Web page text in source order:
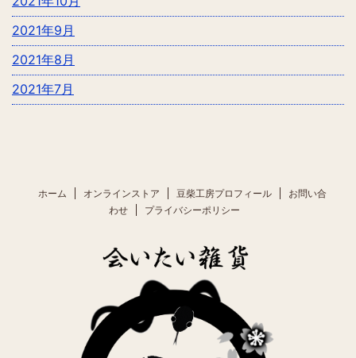
2021年9月
2021年8月
2021年7月
ホーム オンラインストア 豆柴工房プロフィール
お問い合
わせ
プライバシーポリシー